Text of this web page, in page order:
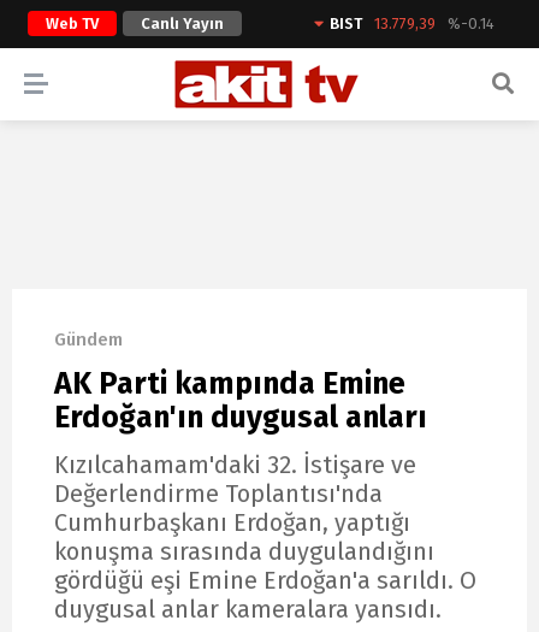
Web TV Canlı Yayın BIST 13.779,39 %-0.14
ARAMA YAP
Gündem
AK Parti kampında Emine
Erdoğan'ın duygusal anları
Kızılcahamam'daki 32. İstişare ve
Değerlendirme Toplantısı'nda
Cumhurbaşkanı Erdoğan, yaptığı
konuşma sırasında duygulandığını
gördüğü eşi Emine Erdoğan'a sarıldı. O
duygusal anlar kameralara yansıdı.